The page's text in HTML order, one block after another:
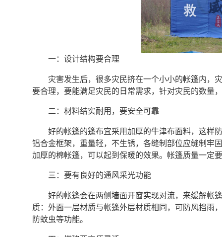
一：设计结构要合理
灾害发生后，很多灾民挤在一个小小的帐篷内，
要合理，要能满足灾民的日常需求，针对灾民的数量
二：材料结实耐用，要安全可靠
好的帐篷的篷布宜采用加厚的牛津布面料，这样
铝合金框架，重量轻，不生锈，各缝制部位应缝制牢
加厚的棉帐篷，可以起到保暖的效果。帐篷质量一定
三：要有良好的通风采光功能
好的帐篷会在两侧墙面开窗实现对流，来缓解帐
质：外面一层材质与帐篷外层材质相同，可防风挡雨
防蚊虫等功能。